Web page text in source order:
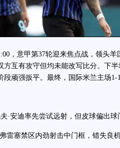
，意甲第37轮迎来焦点战，领头羊
方互有攻守但均未能改写比分。下
段顽强扳平。最终，国际米兰主场1-
安迪率先尝试远射，但皮球偏出球
塞禁区内劲射击中门框，错失良